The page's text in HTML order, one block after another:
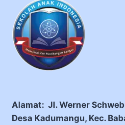
Alamat: Jl. Werner
Desa Kadumangu, Kec.